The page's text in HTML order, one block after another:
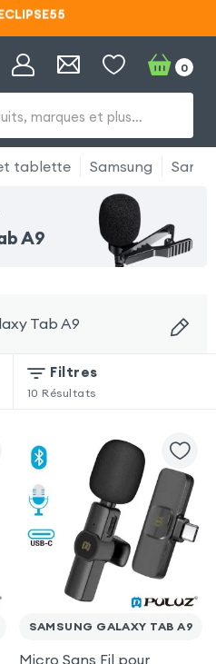
OFFERTES
marques et plus…
0
tablette Samsung
A9
Tab A9
Filtres
10 Résultats
SAMSUNG GALAXY TAB A9
Micro Sans Fil pour